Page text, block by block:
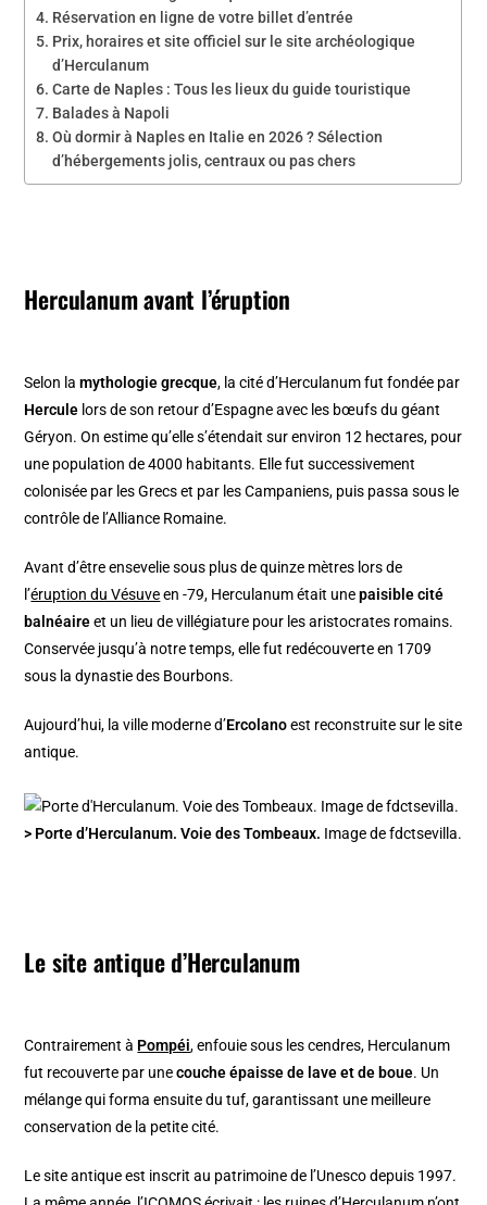
Réservation en ligne de votre billet d’entrée
Prix, horaires et site officiel sur le site archéologique
d’Herculanum
Carte de Naples : Tous les lieux du guide touristique
Balades à Napoli
Où dormir à Naples en Italie en 2026 ? Sélection
d’hébergements jolis, centraux ou pas chers
Herculanum avant l’éruption
Selon lamythologie grecque, la cité d’Herculanum fut fondée par
Hercule lors de son retour d’Espagne avec les bœufs du géant
Géryon. On estime qu’elle s’étendait sur environ 12 hectares, pour
une population de 4000 habitants. Elle fut successivement
colonisée par les Grecs et par les Campaniens, puis passa sous le
contrôle de l’Alliance Romaine.
Avant d’être ensevelie sous plus de quinze mètres lors de
l’éruption du Vésuveen -79, Herculanum était unepaisible cité
balnéaireet un lieu de villégiature pour les aristocrates romains.
Conservée jusqu’à notre temps, elle fut redécouverte en 1709
sous la dynastie des Bourbons.
Aujourd’hui, la ville moderne d’Ercolanoest reconstruite sur le site
antique.
> Porte d’Herculanum. Voie des Tombeaux. Image de fdctsevilla.
Le site antique d’Herculanum
Contrairement à Pompéi, enfouie sous les cendres, Herculanum
fut recouverte par unecouche épaisse de lave et de boue. Un
mélange qui forma ensuite du tuf, garantissant une meilleure
conservation de la petite cité.
Le site antique est inscrit au patrimoine de l’Unesco depuis 1997.